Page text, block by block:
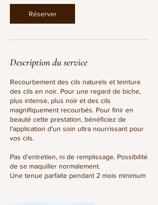
Réserver
Description du service
Recourbement des cils naturels et teinture
des cils en noir. Pour une regard de biche,
plus intense, plus noir et des cils
magnifiquement recourbés. Pour finir en
beauté cette prestation, bénéficiez de
l'application d'un soin ultra nourrissant pour
vos cils.
Pas d'entretien, ni de remplissage. Possibilité
de se maquiller normalement.
Une tenue parfaite pendant 2 mois minimum